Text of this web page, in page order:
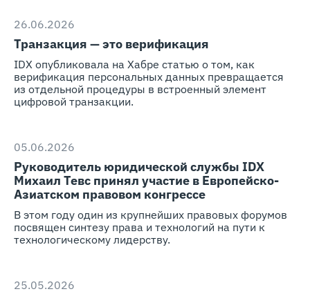
26.06.2026
Транзакция — это верификация
IDX опубликовала на Хабре статью о том, как
верификация персональных данных превращается
из отдельной процедуры в встроенный элемент
цифровой транзакции.
05.06.2026
Руководитель юридической службы IDX
Михаил Тевс принял участие в Европейско-
Азиатском правовом конгрессе
В этом году один из крупнейших правовых форумов
посвящен синтезу права и технологий на пути к
технологическому лидерству.
25.05.2026